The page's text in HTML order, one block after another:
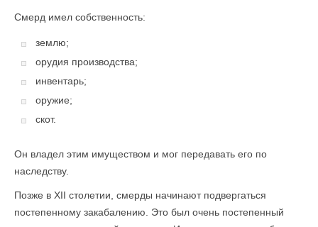
Смерд имел собственность:
землю;
орудия производства;
инвентарь;
оружие;
скот.
Он владел этим имуществом и мог передавать его по
наследству.
Позже в XII столетии, смерды начинают подвергаться
постепенному закабалению. Это был очень постепенный